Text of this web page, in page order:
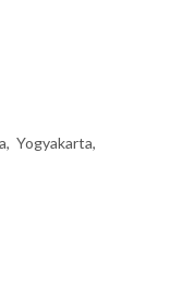
Yogyakarta,